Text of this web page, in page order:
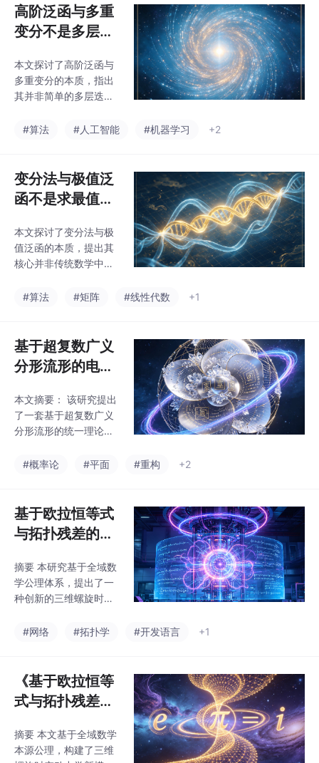
备工艺、专利运营、成
本优化等全周期方案；
高维通信与半导体（13
损耗通信、碳基超导芯
片、2-3nm光刻工艺及
算力存储硬件； 星际工
计反重力飞行器、地月
高阶泛函与多重
变分不是多层迭
耦合双螺旋同步
择优、多维度能
态筛选体系《全
学：人类文明进
阶200讲》第83
讲
本文探讨了高阶泛函与
多重变分的本质，指出
其并非简单的多层迭代
合双螺旋同步择优的复
高阶泛函如何度量多组
耦合螺旋的总能量，多
重变分如何同步扰动多
能量的共生构型，多元
欧拉方程组则是多螺旋
同步平衡的约束条件。
全域数学视角认为这些
工计算技巧。文章强调
校内学习需遵循课本规
#算法 #人工智能 #机器学习 +2
变分法与极值泛
函不是求最值计
维双螺旋场中，
搜寻全局平衡稳
优体系《全域数
人类文明进阶20
0讲》第82讲
本文探讨了变分法与极
值泛函的本质，提出其
核心并非传统数学中的
穷维双螺旋场中搜寻全
视角与全域数学的通俗
认知：传统观点将变分
法视为微积分拓展工
视为双螺旋场能量最低
平衡主干的筛选机制。
通过藤蔓生长的生活化
整条螺旋总累积量、变
质，并指出最小作用量
原理是全域演化的择优
#算法 #矩阵 #线性代数 +1
基于超复数广义
分形流形的电磁
磁矩几何理论
本文摘要： 该研究提出
了一套基于超复数广义
分形流形的统一理论框
前沿领域的关键问题纳
界广义豪斯多夫维数公
理体系；2）给出精细结
构常数的几何闭式解；
论推导出64种基本粒子
态；4）精确计算缪子
反常磁矩；5）解释26
预测中微子混合角θ13=
形的拓扑同构；8）构
建
#概率论 #平面 #重构 +2
基于欧拉恒等式
与拓扑残差的空
——从自然常数
正交性到三维螺
推演（第三章全
版）
摘要 本研究基于全域数
学公理体系，提出了一
种创新的三维螺旋时空
空空间是由基元以光速
重构自然常数e(线性演
化算子)、π(弯曲拓扑算
子)和虚数单位i(正交跃
静态欧拉公式升维为描
述时空基元运动的动态
#网络 #拓扑学 #开发语言 +1
《基于欧拉恒等
式与拓扑残差的
明》终稿标准化
摘要 本文基于全域数学
本源公理，构建了三维